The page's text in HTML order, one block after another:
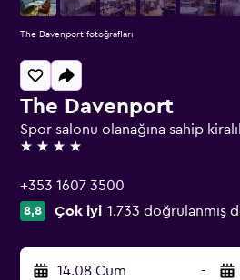
The Davenport
Spor salonu olanağına sahip
4 yıldız
+353 1607 3500
8,8 Çok iyi 1.733 doğrulanmış
14.08 Cum -
The Davenport fotoğrafları